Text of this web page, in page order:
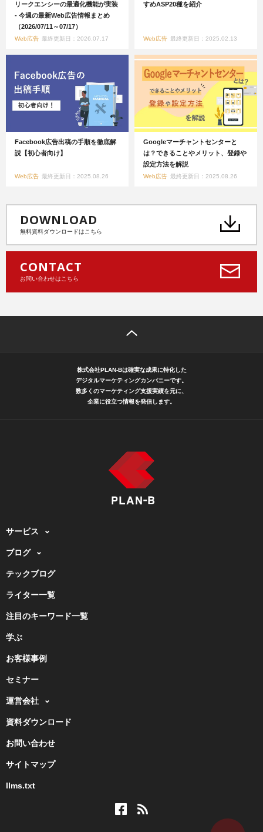
リークエンシーの最適化機能が実装
- 今週の最新Web広告情報まとめ
（2026/07/11～07/17）
Web広告 最終更新日：2026.07.17
すめASP20種を紹介
Web広告 最終更新日：2025.02.13
Facebook広告出稿の手順を徹底解
説【初心者向け】
Web広告 最終更新日：2025.08.26
Googleマーチャントセンターと
は？できることやメリット、登録や
設定方法を解説
Web広告 最終更新日：2025.08.26
DOWNLOAD
無料資料ダウンロードはこちら
CONTACT
お問い合わせはこちら
株式会社PLAN-Bは確実な成果に特化した
デジタルマーケティングカンパニーです。
数多くのマーケティング支援実績を元に、
企業に役立つ情報を発信します。
サービス
ブログ
テックブログ
ライター一覧
注目のキーワード一覧
学ぶ
お客様事例
セミナー
運営会社
資料ダウンロード
お問い合わせ
サイトマップ
llms.txt